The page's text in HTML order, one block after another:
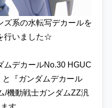
ズ系の水転写デカールを
行いました☆
ムデカールNo.30 HGUC
『ガンダムデカール
/機動戦士ガンダムZZ汎